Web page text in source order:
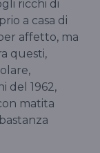
ricchi di
a casa di
affetto, ma
questi,
del 1962,
matita